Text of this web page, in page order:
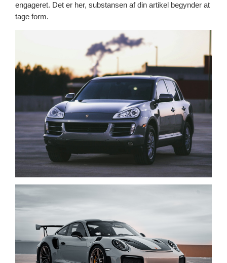
engageret. Det er her, substansen af din artikel begynder at
tage form.